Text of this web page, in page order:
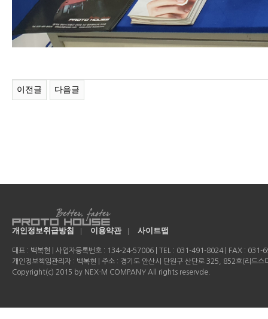
이전글 다음글
개인정보취급방침 | 이용약관 | 사이트맵
대표 : 백복현 | 사업자등록번호 : 134-24-57006 | TEL : 031-491-8024 | FAX :
개인정보책임관리자 : 백복현 | 주소 : 경기도 안산시 단원구 산단로 325, 852호(리드스
Copyright(c) 2015 by NEX-M COMPANY All rights reservde.